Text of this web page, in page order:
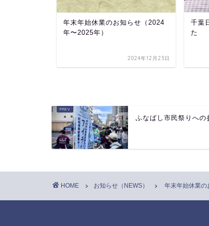
年末年始休業のお知らせ（2024
年〜2025年）
2024年12月23日
千葉
た
ふなばし市⺠祭りへの
HOME お知らせ（NEWS） 年末年始休業の